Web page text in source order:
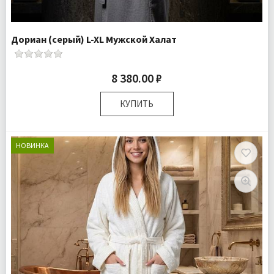
Дориан (серый) L-XL Мужской Халат
8 380.00 ₽
КУПИТЬ
Комплектация:
Халат 1 шт
Бесплатно
НОВИНКА